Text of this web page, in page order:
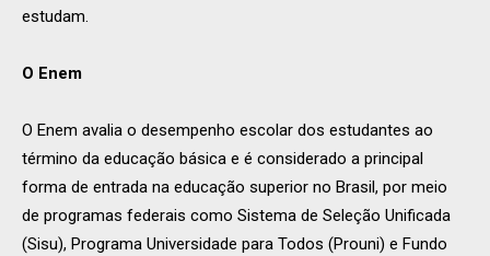
estudam.
O Enem
O Enem avalia o desempenho escolar dos estudantes ao
término da educação básica e é considerado a principal
forma de entrada na educação superior no Brasil, por meio
de programas federais como Sistema de Seleção Unificada
(Sisu), Programa Universidade para Todos (Prouni) e Fundo